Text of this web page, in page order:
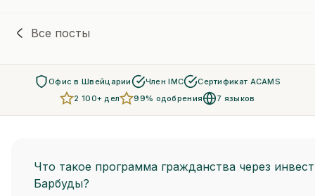
Все посты
Офис в Швейцарии Член IMC
Сертификат ACAMS
2 100+ дел
99% одобрения 7 языков
Что такое программа гражданства через
Барбуды?